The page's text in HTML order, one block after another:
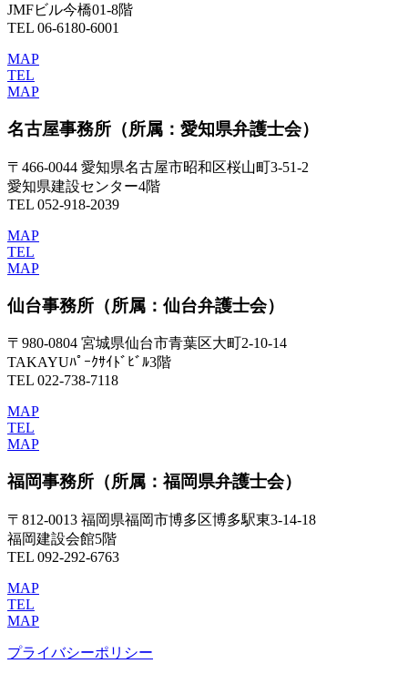
JMFビル今橋01-8階
TEL 06-6180-6001
MAP
TEL
MAP
名古屋事務所 （所属：愛知県弁護士会）
〒466-0044 愛知県名古屋市昭和区桜山町3-51-2
愛知県建設センター4階
TEL 052-918-2039
MAP
TEL
MAP
仙台事務所 （所属：仙台弁護士会）
〒980-0804 宮城県仙台市青葉区大町2-10-14
TAKAYUﾊﾟｰｸｻｲﾄﾞﾋﾞﾙ3階
TEL 022-738-7118
MAP
TEL
MAP
福岡事務所 （所属：福岡県弁護士会）
〒812-0013 福岡県福岡市博多区博多駅東3-14-18
福岡建設会館5階
TEL 092-292-6763
MAP
TEL
MAP
プライバシーポリシー